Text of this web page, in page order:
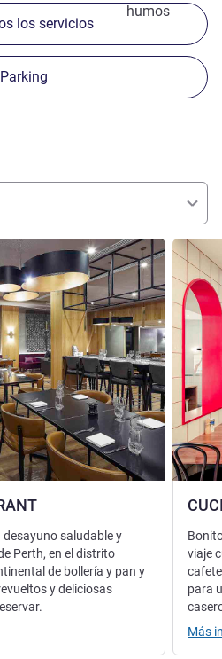
humos
los servicios
Parking
desayuno saludable y
Perth, en el distrito
de bollería y pan y
y deliciosas
Más
viaje
para
Más